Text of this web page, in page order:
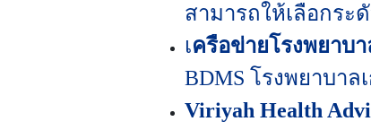
สามารถให้เลือกร
เครือข่ายโรงพยาบ
BDMS โรงพยาบา
Viriyah Health